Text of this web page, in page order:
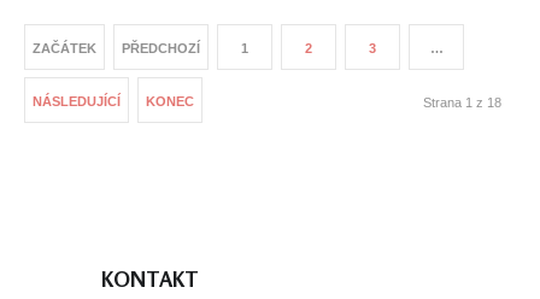
ZAČÁTEK PŘEDCHOZÍ 1 2 3 …
NÁSLEDUJÍCÍ KONEC Strana 1 z 18
KONTAKT